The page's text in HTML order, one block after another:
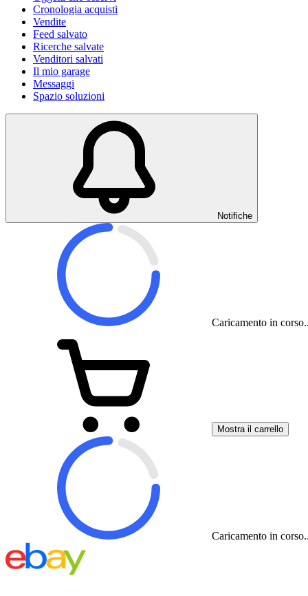
Cronologia acquisti
Vendite
Feed salvato
Ricerche salvate
Venditori salvati
Il mio garage
Messaggi
Spazio soluzioni
Notifiche
Caricamento in
Mostra il carrello
Caricamento in